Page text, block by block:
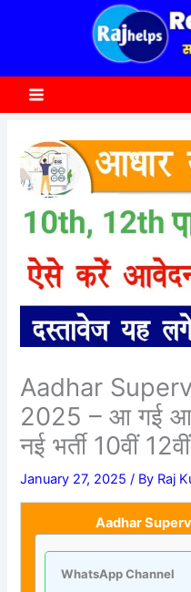
Aadhar
2025 – आ गई
नई भर्ती 10वीं
January 27, 2025/ By Raj
Aadhar
WhatsApp Channel
c